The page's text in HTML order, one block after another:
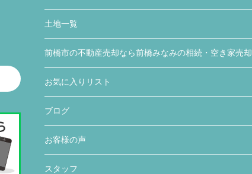
土地一覧
前橋市の不動産売却なら前橋みなみの相続・空き家売却
お気に入りリスト
ブログ
お客様の声
スタッフ